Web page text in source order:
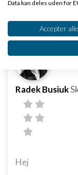
Radek Busiuk
Hej
Data kan deles uden for
Se partnerliste (2
Vi bruger dine data til
IAB's
Opbevare og/
enhed
Bruge
annoncering
Oprette profiler
annoncering
Accepter alle